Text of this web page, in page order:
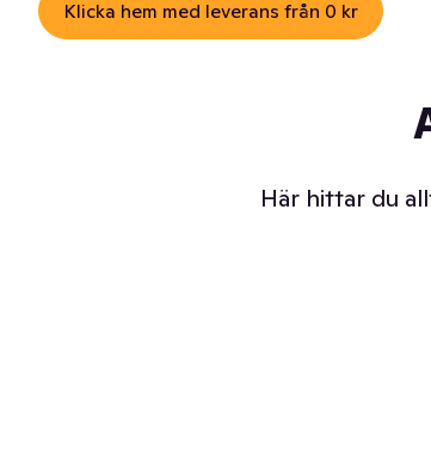
Klicka hem med leverans från 0 kr
Här hittar du